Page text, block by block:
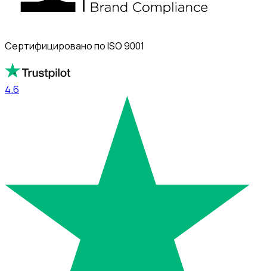
Сертифицировано по ISO 9001
4.6